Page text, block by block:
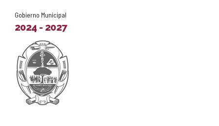
Gobierno Municipal
2024 - 2027